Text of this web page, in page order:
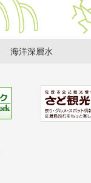
海洋深層水